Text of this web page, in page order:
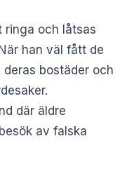
ringa och låtsas
han väl fått de
bostäder och
där äldre
av falska